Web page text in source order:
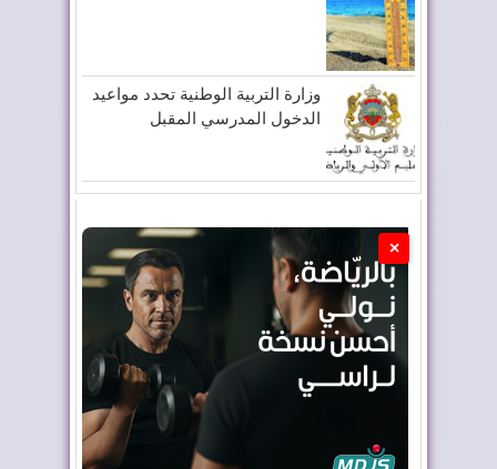
وزارة التربية الوطنية تحدد مواعيد
الدخول المدرسي المقبل
×